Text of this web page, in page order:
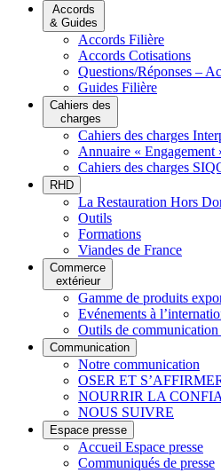
Accords
& Guides
Accords Filière
Accords Cotisations
Questions/Réponses –
Guides Filière
Cahiers des
charges
Cahiers des charges
Annuaire « Engagement
Cahiers des charges
RHD
La Restauration Hors
Outils
Formations
Viandes de France
Commerce
extérieur
Gamme de produits
Evénements à
Outils de
Communication
Notre communication
OSER ET
NOURRIR LA
NOUS SUIVRE
Espace presse
Accueil Espace presse
Communiqués de presse